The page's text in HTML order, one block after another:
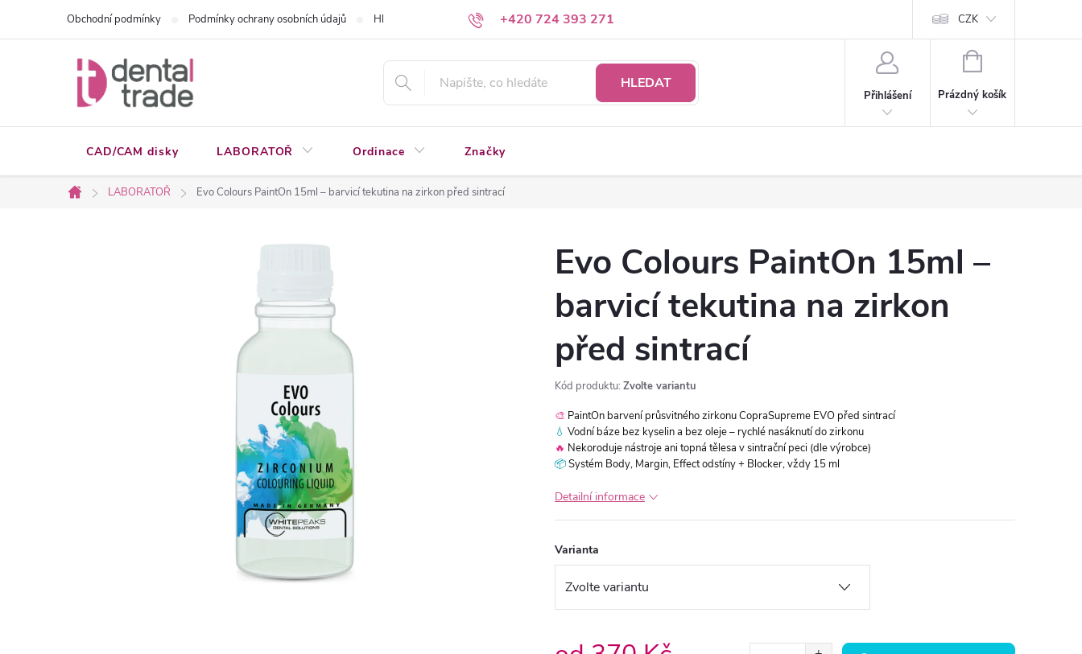
+420 724 393 271
Obchodní podmínky Podmínky ochrany osobních údajů Hledáte a nenacházíte? Napište nám CZK
HLEDAT
Přihlášení
NÁKUPNÍ
Prázdný košík
CAD/CAM disky LABORATOŘ Ordinace Značky
Domů
LABORATOŘ Evo Colours PaintOn 15ml – barvicí tekutina na zirkon před sintrací
Evo Colours PaintOn 15ml –
barvicí tekutina na zirkon
před sintrací
Kód produktu: Zvolte variantu
🎨 PaintOn barvení průsvitného zirkonu CopraSupreme EVO před sintrací
💧 Vodní báze bez kyselin a bez oleje – rychlé nasáknutí do zirkonu
🔥 Nekoroduje nástroje ani topná tělesa v sintrační peci (dle výrobce)
📦Systém Body, Margin, Effect odstíny + Blocker, vždy 15 ml
Detailní informace
Varianta